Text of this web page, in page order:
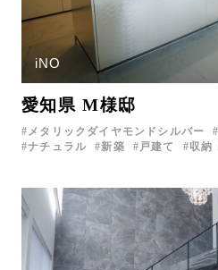
iNO
愛知県 M様邸
メタリックダイヤモンドシルバー
ナチュラル
新築 戸建て 収納